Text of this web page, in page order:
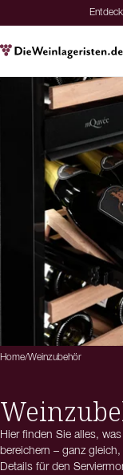
Home/Weinzubehör
Hier finden Sie alles,
bereichern – ganz
Details für den